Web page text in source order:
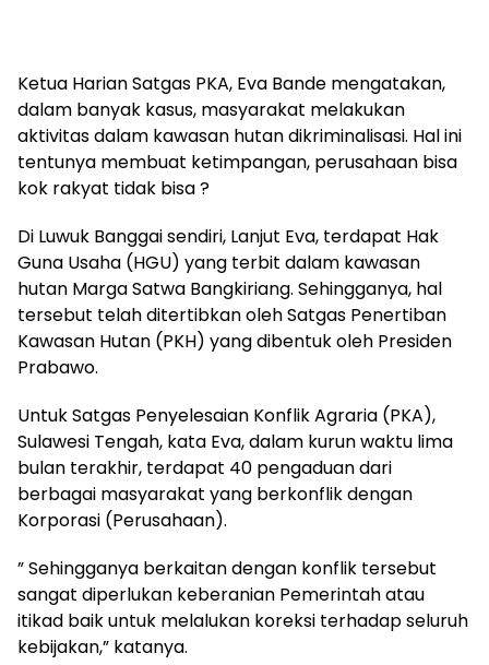
Ketua Harian Satgas PKA, Eva Bande mengatakan,
dalam banyak kasus, masyarakat melakukan
aktivitas dalam kawasan hutan dikriminalisasi. Hal ini
tentunya membuat ketimpangan, perusahaan bisa
kok rakyat tidak bisa ?
Di Luwuk Banggai sendiri, Lanjut Eva, terdapat Hak
Guna Usaha (HGU) yang terbit dalam kawasan
hutan Marga Satwa Bangkiriang. Sehingganya, hal
tersebut telah ditertibkan oleh Satgas Penertiban
Kawasan Hutan (PKH) yang dibentuk oleh Presiden
Prabawo.
Untuk Satgas Penyelesaian Konflik Agraria (PKA),
Sulawesi Tengah, kata Eva, dalam kurun waktu lima
bulan terakhir, terdapat 40 pengaduan dari
berbagai masyarakat yang berkonflik dengan
Korporasi (Perusahaan).
” Sehingganya berkaitan dengan konflik tersebut
sangat diperlukan keberanian Pemerintah atau
itikad baik untuk melalukan koreksi terhadap seluruh
kebijakan,” katanya.